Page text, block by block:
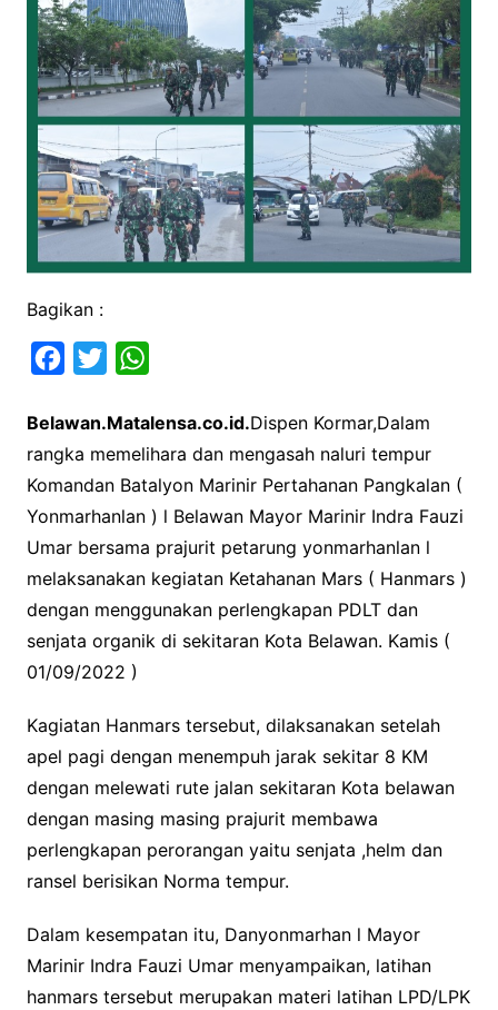
Bagikan :
c
e
b
o
o
k
i
t
t
e
r
a
t
s
A
p
p
Belawan.Matalensa.co.id.Dispen Kormar,Dalam
rangka memelihara dan mengasah naluri tempur
Komandan Batalyon Marinir Pertahanan Pangkalan (
Yonmarhanlan ) l Belawan Mayor Marinir Indra Fauzi
Umar bersama prajurit petarung yonmarhanlan l
melaksanakan kegiatan Ketahanan Mars ( Hanmars )
dengan menggunakan perlengkapan PDLT dan
senjata organik di sekitaran Kota Belawan. Kamis (
01/09/2022 )
Kagiatan Hanmars tersebut, dilaksanakan setelah
apel pagi dengan menempuh jarak sekitar 8 KM
dengan melewati rute jalan sekitaran Kota belawan
dengan masing masing prajurit membawa
perlengkapan perorangan yaitu senjata ,helm dan
ransel berisikan Norma tempur.
Dalam kesempatan itu, Danyonmarhan l Mayor
Marinir Indra Fauzi Umar menyampaikan, latihan
hanmars tersebut merupakan materi latihan LPD/LPK